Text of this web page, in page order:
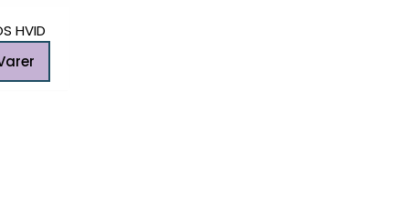
HVID